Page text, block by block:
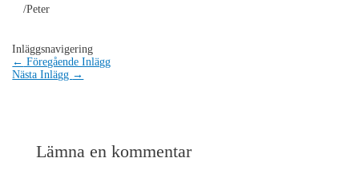
/Peter
Inläggsnavigering
← Föregående Inlägg
Nästa Inlägg →
Lämna en kommentar